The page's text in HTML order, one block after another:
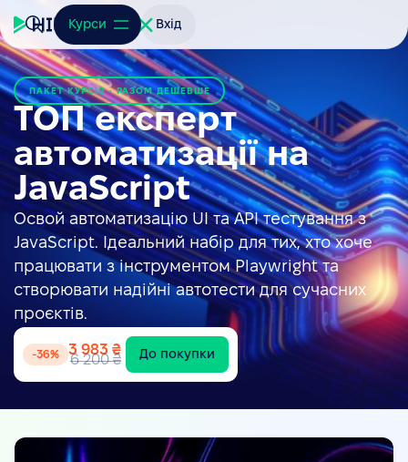
Курси Вхід
ПАКЕТ КУРСІВ • РАЗОМ ДЕШЕВШЕ
ТОП експерт
автоматизації на
JavaScript
Освой автоматизацію UI та API тестування з
JavaScript. Ідеальний набір для тих, хто хоче
працювати з інструментом Playwright та
створювати надійні автотести для сучасних
проєктів.
-36% 3 983 ₴
6 200 ₴ До покупки